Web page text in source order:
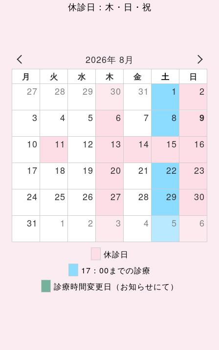
休診日：木・日・祝
2026年 8月
月 火 水 木 金 土 日
27 28 29 30 31 1 2
3 4 5 6 7 8 9
10 11 12 13 14 15 16
17 18 19 20 21 22 23
24 25 26 27 28 29 30
31 1 2 3 4 5 6
休診日
17：00までの診療
診療時間変更日（お知らせにて）